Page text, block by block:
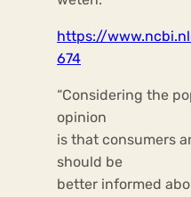
https://
674
“Considering the
opinion
is that consumers
should be
better informed